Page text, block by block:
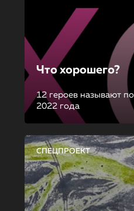
Что хорошего?
12 героев называют
2022 года
СПЕЦПРОЕКТ